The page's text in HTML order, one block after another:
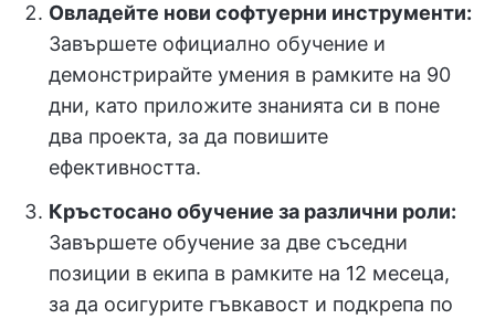
Овладейте нови софтуерни инструменти:
Завършете официално обучение и
демонстрирайте умения в рамките на 90
дни, като приложите знанията си в поне
два проекта, за да повишите
ефективността.
Кръстосано обучение за различни роли:
Завършете обучение за две съседни
позиции в екипа в рамките на 12 месеца,
за да осигурите гъвкавост и подкрепа по